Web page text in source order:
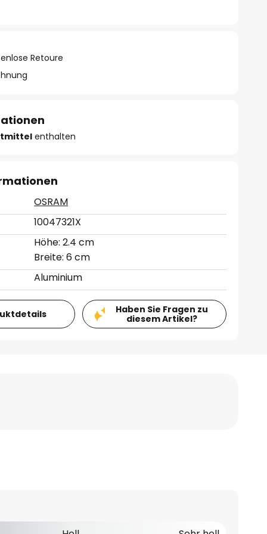
Retoure
enthalten
OSRAM
10047321X
Höhe: 2.4 cm
Breite: 6 cm
Aluminium
Haben Sie Fragen zu
diesem Artikel?